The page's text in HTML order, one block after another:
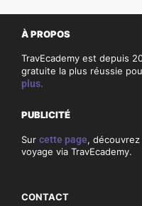
À PROPOS
TravEcademy est depuis
gratuite la plus réussie
plus.
PUBLICITÉ
Sur cette page,
voyage via TravEcademy.
CONTACT